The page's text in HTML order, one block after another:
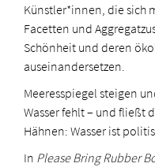
Künstler*innen, die sich
Facetten und
Schönheit und deren
auseinandersetzen.
Meeresspiegel steigen
Wasser fehlt – und fließt
Hähnen: Wasser ist
In Please Bring Rubber